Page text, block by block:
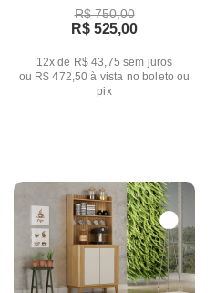
R$ 750,00
R$ 525,00
12x de R$ 43,75 sem juros
ou R$ 472,50 à vista no boleto ou
pix